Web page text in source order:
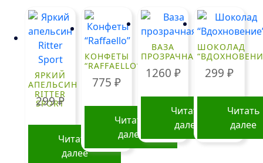
ЯРКИЙ
АПЕЛЬСИН
RITTER
SPORT
299₽
Читать
далее
КОНФЕТЫ
“RAFFAELLO”
775₽
Читать
далее
ВАЗА
ПРОЗРАЧНАЯ
1260 ₽
Читать
далее
ШОКОЛАД
299₽
Читать
далее